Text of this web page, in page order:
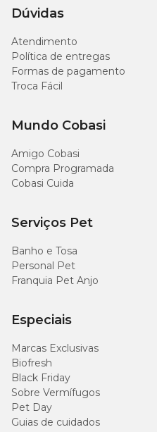
Dúvidas
Atendimento
Política de entregas
Formas de pagamento
Troca Fácil
Mundo Cobasi
Amigo Cobasi
Compra Programada
Cobasi Cuida
Serviços Pet
Banho e Tosa
Personal Pet
Franquia Pet Anjo
Especiais
Marcas Exclusivas
Biofresh
Black Friday
Sobre Vermífugos
Pet Day
Guias de cuidados